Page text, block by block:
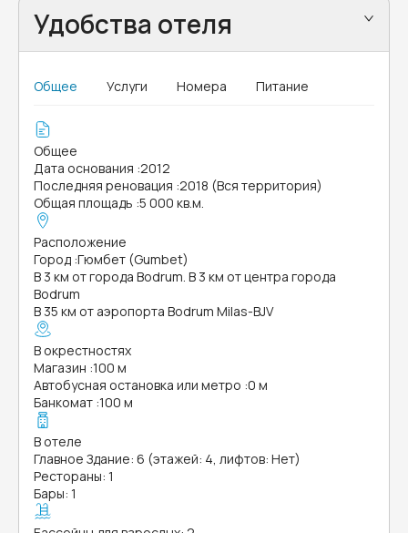
Удобства отеля
Общее Услуги Номера Питание
Общее
Дата основания :2012
Последняя реновация :2018 (Вся территория)
Общая площадь :5 000 кв.м.
Расположение
Город :Гюмбет (Gumbet)
В 3 км от города Bodrum. В 3 км от центра города
Bodrum
В 35 км от аэропорта Bodrum Milas-BJV
В окрестностях
Магазин :100 м
Автобусная остановка или метро :0 м
Банкомат :100 м
В отеле
Главное Здание: 6 (этажей: 4, лифтов: Нет)
Рестораны: 1
Бары: 1